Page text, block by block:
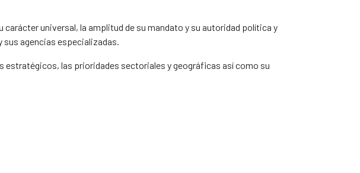
universal, la amplitud de su mandato y su autoridad política y
agencias especializadas.
las prioridades sectoriales y geográficas así como su